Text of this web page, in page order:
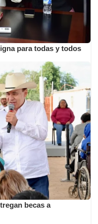
para todas y todos
becas a